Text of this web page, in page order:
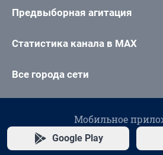
Предвыборная агитация
Статистика канала в MAX
Все города сети
Мобильное
Google Play